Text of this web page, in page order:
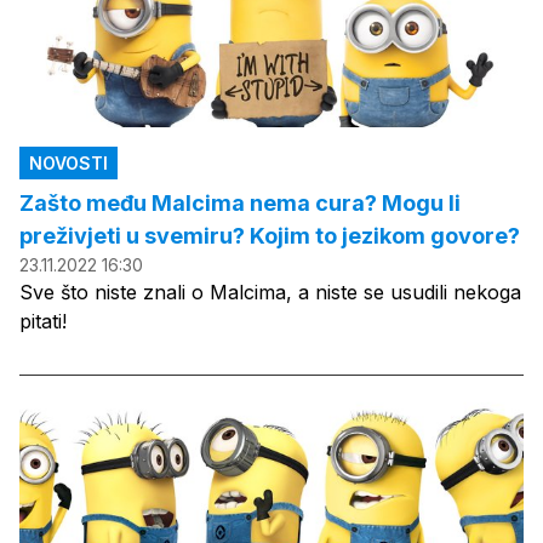
NOVOSTI
Zašto među Malcima nema cura? Mogu li
preživjeti u svemiru? Kojim to jezikom govore?
23.11.2022 16:30
Sve što niste znali o Malcima, a niste se usudili nekoga
pitati!